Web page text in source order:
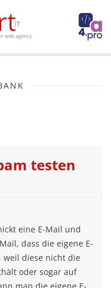
testen
eine E-Mail und
dass die eigene E-
diese nicht die
oder sogar auf